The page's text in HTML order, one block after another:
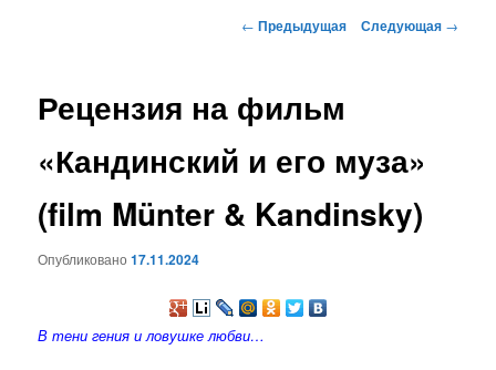
основному
Навигация
← Предыдущая Следующая →
Рецензия на фильм
«Кандинский и его муза»
(film Münter & Kandinsky)
Опубликовано17.11.2024
В тени гения и ловушке любви…